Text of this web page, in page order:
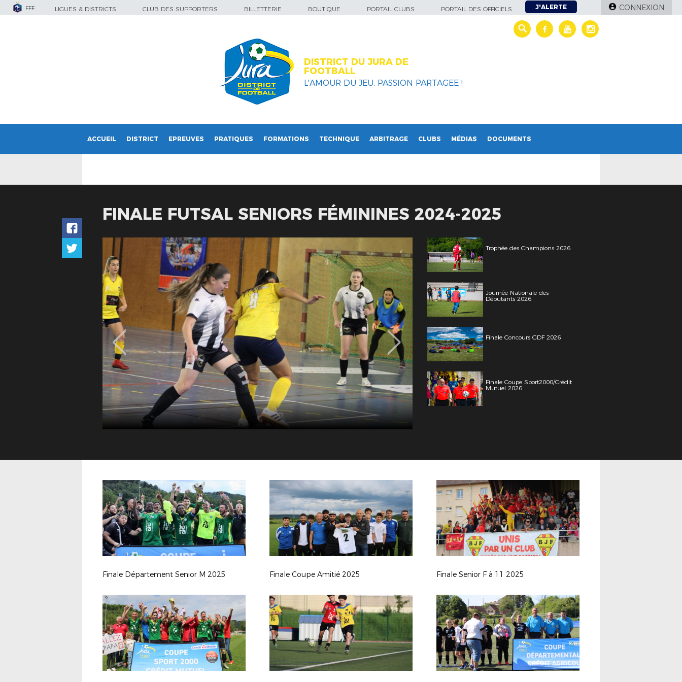
FFF LIGUES & DISTRICTS CLUB DES SUPPORTERS BILLETTERIE BOUTIQUE PORTAIL CLUBS PORTAIL DES OFFICIELS J'ALERTE CONNEXION
DISTRICT DU JURA DE
FOOTBALL
L'AMOUR DU JEU, PASSION PARTAGEE !
ACCUEIL DISTRICT EPREUVES PRATIQUES FORMATIONS TECHNIQUE ARBITRAGE CLUBS MÉDIAS DOCUMENTS
FINALE FUTSAL SENIORS FÉMININES 2024-2025
Trophée des Champions 2026
Journée Nationale des
Débutants 2026
Finale Concours GDF 2026
Finale Coupe Sport2000/Crédit
Mutuel 2026
Finale Département Senior M 2025 Finale Coupe Amitié 2025 Finale Senior F à 11 2025